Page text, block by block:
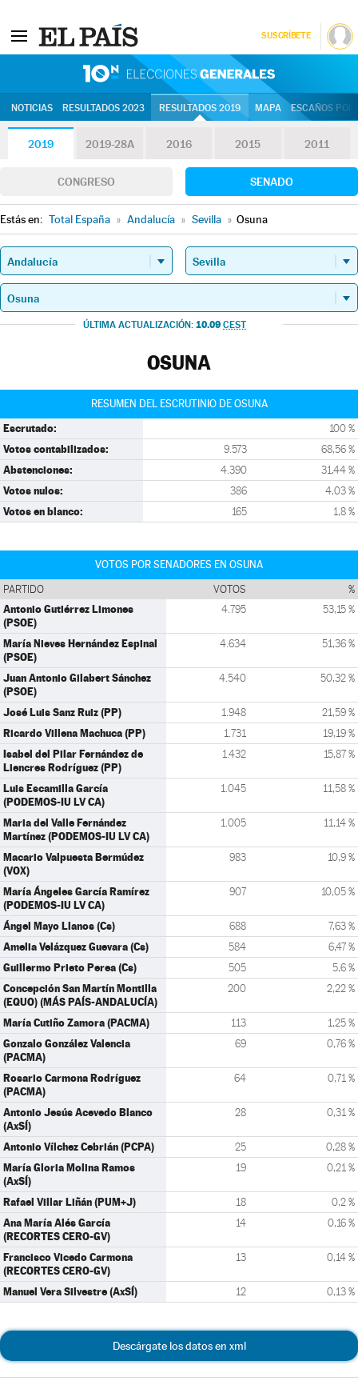
SUSCRÍBETE
NOTICIAS RESULTADOS 2023 RESULTADOS 2019 MAPA ESCAÑOS
2019 2019-28A 2016 2015 2011
CONGRESO SENADO
Estás en: Total España » Andalucía » Sevilla » Osuna
ÚLTIMA ACTUALIZACIÓN: 10.09 CEST
OSUNA
RESUMEN DEL ESCRUTINIO DE OSUNA
Escrutado: 100 %
Votos contabilizados: 9.573 68,56 %
Abstenciones: 4.390 31,44 %
Votos nulos: 386 4,03 %
Votos en blanco: 165 1,8 %
VOTOS POR SENADORES EN OSUNA
PARTIDO VOTOS %
Antonio Gutiérrez Limones
(PSOE)
4.795 53,15 %
María Nieves Hernández Espinal
(PSOE)
4.634 51,36 %
Juan Antonio Gilabert Sánchez
(PSOE)
4.540 50,32 %
José Luis Sanz Ruiz (PP) 1.948 21,59 %
Ricardo Villena Machuca (PP) 1.731 19,19 %
Isabel del Pilar Fernández de
Liencres Rodríguez (PP)
1.432 15,87 %
Luis Escamilla García
(PODEMOS-IU LV CA)
1.045 11,58 %
Maria del Valle Fernández
Martínez (PODEMOS-IU LV CA)
1.005 11,14 %
Macario Valpuesta Bermúdez
(VOX)
983 10,9 %
María Ángeles García Ramírez
(PODEMOS-IU LV CA)
907 10,05 %
Ángel Mayo Llanos (Cs) 688 7,63 %
Amelia Velázquez Guevara (Cs) 584 6,47 %
Guillermo Prieto Perea (Cs) 505 5,6 %
Concepción San Martín Montilla
(EQUO) (MÁS PAÍS-ANDALUCÍA)
200 2,22 %
María Cutiño Zamora (PACMA) 113 1,25 %
Gonzalo González Valencia
(PACMA)
69 0,76 %
Rosario Carmona Rodríguez
(PACMA)
64 0,71 %
Antonio Jesús Acevedo Blanco
(AxSÍ)
28 0,31 %
Antonio Vílchez Cebrián (PCPA) 25 0,28 %
María Gloria Molina Ramos
(AxSÍ)
19 0,21 %
Rafael Villar Liñán (PUM+J) 18 0,2 %
Ana María Alés García
(RECORTES CERO-GV)
14 0,16 %
Francisco Vicedo Carmona
(RECORTES CERO-GV)
13 0,14 %
Manuel Vera Silvestre (AxSÍ) 12 0,13 %
Descárgate los datos en xml